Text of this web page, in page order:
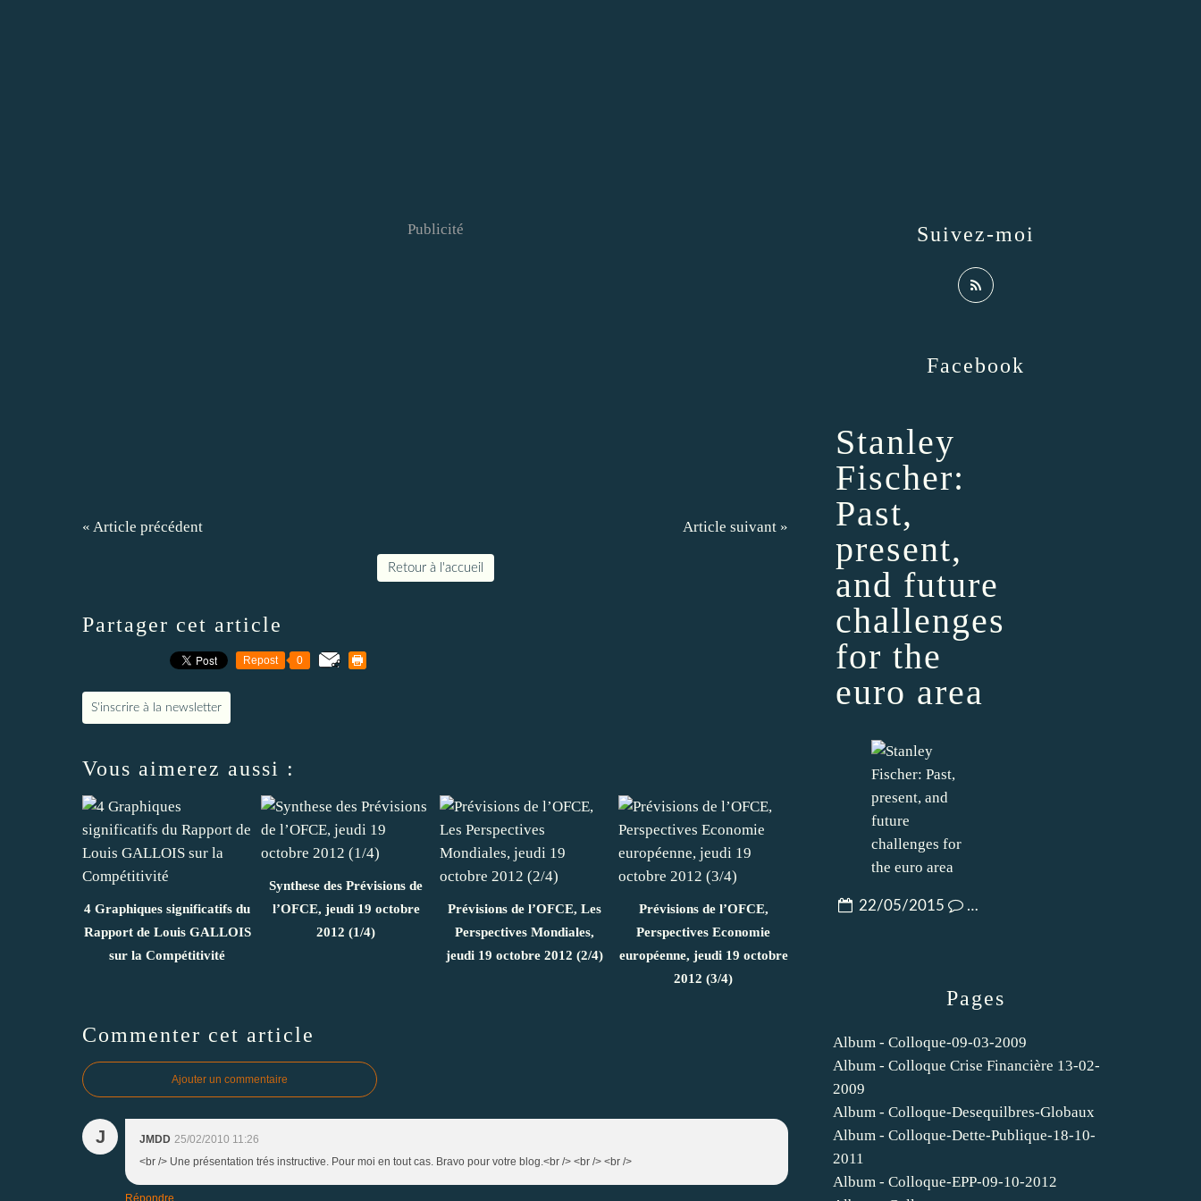
Publicité
« Article précédent Article suivant »
Retour à l'accueil
Partager cet article
Repost 0
S'inscrire à la newsletter
Vous aimerez aussi :
4 Graphiques significatifs du
Rapport de Louis GALLOIS
sur la Compétitivité
Synthese des Prévisions de
l’OFCE, jeudi 19 octobre
2012 (1/4)
Prévisions de l’OFCE, Les
Perspectives Mondiales,
jeudi 19 octobre 2012 (2/4)
Prévisions de l’OFCE,
Perspectives Economie
européenne, jeudi 19 octobre
2012 (3/4)
Commenter cet article
Ajouter un commentaire
J JMDD 25/02/2010 11:26
<br /> Une présentation trés instructive. Pour moi en tout cas. Bravo pour votre blog.<br /> <br /> <br />
Répondre
Pages
Album - Colloque-09-03-2009
Album - Colloque Crise Financière 13-02-
2009
Album - Colloque-Desequilbres-Globaux
Album - Colloque-Dette-Publique-18-10-
2011
Album - Colloque-EPP-09-10-2012
Suivez-moi
Facebook
Stanley
Fischer:
Past,
present,
and future
challenges
for the
euro area
22/05/2015 …